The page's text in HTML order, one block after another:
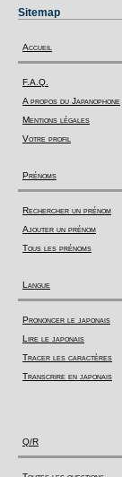
Sitemap
Accueil
F.A.Q.
A propos du Japanophone
Mentions légales
Votre profil
Prénoms
Rechercher un prénom
Ajouter un prénom
Tous les prénoms
Langue
Prononcer le japonais
Lire le japonais
Tracer les caractères
Transcrire en japonais
Q/R